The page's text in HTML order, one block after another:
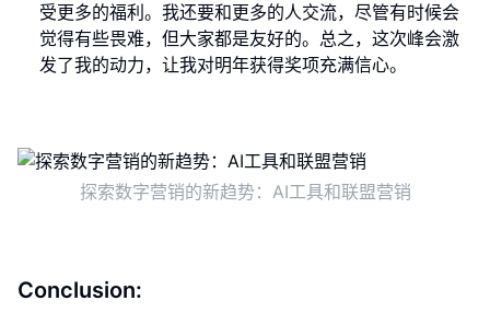
受更多的福利。我还要和更多的人交流，尽管有时候会
觉得有些畏难，但大家都是友好的。总之，这次峰会激
发了我的动力，让我对明年获得奖项充满信心。
探索数字营销的新趋势：AI工具和联盟营销
Conclusion: